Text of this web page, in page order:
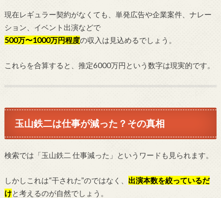
現在レギュラー契約がなくても、単発広告や企業案件、ナレー
ション、イベント出演などで
500万〜1000万円程度の収入は見込めるでしょう。
これらを合算すると、推定6000万円という数字は現実的です。
玉山鉄二は仕事が減った？その真相
検索では「玉山鉄二 仕事減った」というワードも見られます。
しかしこれは“干された”のではなく、 出演本数を絞っているだ
けと考えるのが自然でしょう。